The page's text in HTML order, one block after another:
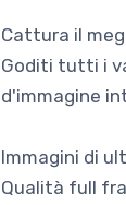
Cattura il
Goditi tutti i
d'immagine
Immagini di
Qualità full